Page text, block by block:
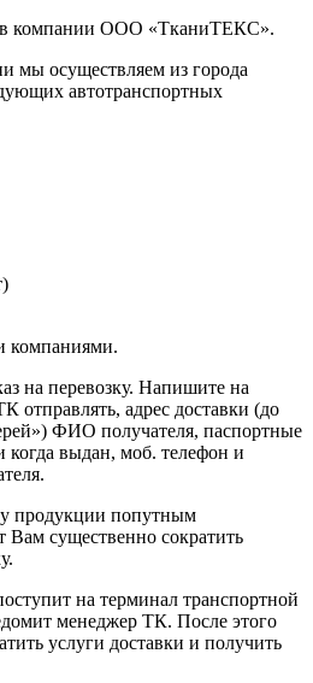
в компании ООО «ТканиТЕКС».
мы осуществляем из города
автотранспортных
компаниями.
на перевозку. Напишите на
отправлять, адрес доставки (до
ФИО получателя, паспортные
когда выдан, моб. телефон и
продукции попутным
Вам существенно сократить
на терминал транспортной
менеджер ТК. После этого
услуги доставки и получить